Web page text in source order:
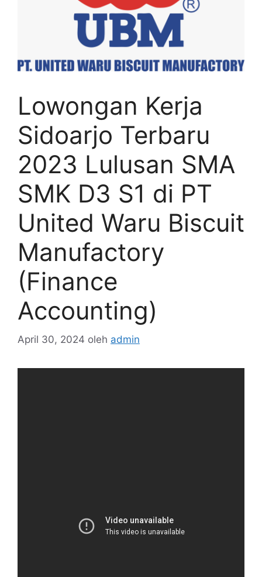
Lowongan Kerja
Sidoarjo Terbaru
2023 Lulusan SMA
SMK D3 S1 di PT
United Waru Biscuit
Manufactory
(Finance
Accounting)
April 30, 2024 oleh admin